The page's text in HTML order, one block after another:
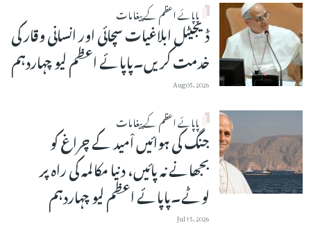
پاپائے اعظم کے پیغامات
ڈیجیٹل ابلاغیات سچائی اور انسانی وقار کی
خدمت کریں۔پاپائے اعظم لیو چہاردہم
Aug 05, 2026
پاپائے اعظم کے پیغامات
جنگ کی ہوائیں اْمید کے چراغ کو
بجھانے نہ پائیں، دنیا مکالمہ کی راہ پر
لوٹے۔پاپائے اعظم لیو چہاردہم
Jul 15, 2026